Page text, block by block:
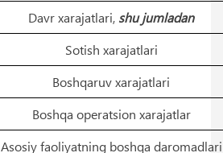
Davr xarajatlari, shu jumladan
Sotish xarajatlari
Boshqaruv xarajatlari
Boshqa operatsion xarajatlar
Asosiy faoliyatning boshqa daromadlari